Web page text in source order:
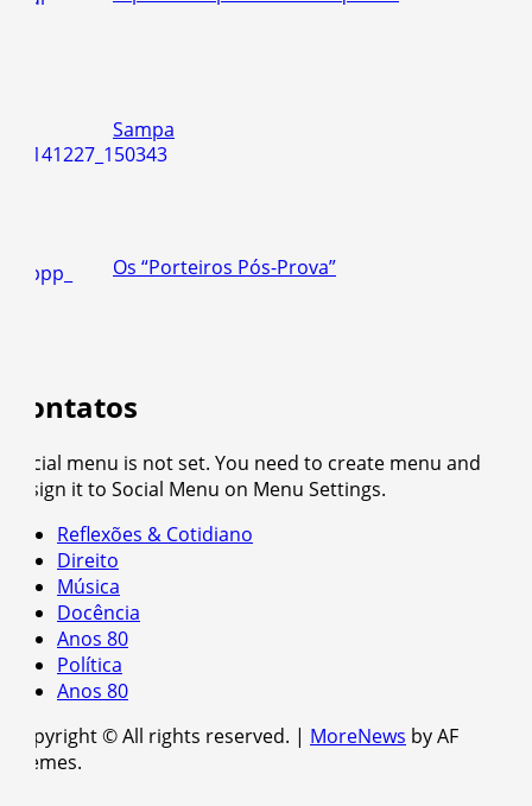
Sampa
Os “Porteiros Pós-Prova”
Contatos
Social menu is not set. You need to create menu and
assign it to Social Menu on Menu Settings.
Reflexões & Cotidiano
Direito
Música
Docência
Anos 80
Política
Anos 80
Copyright © All rights reserved. | MoreNews by AF
themes.